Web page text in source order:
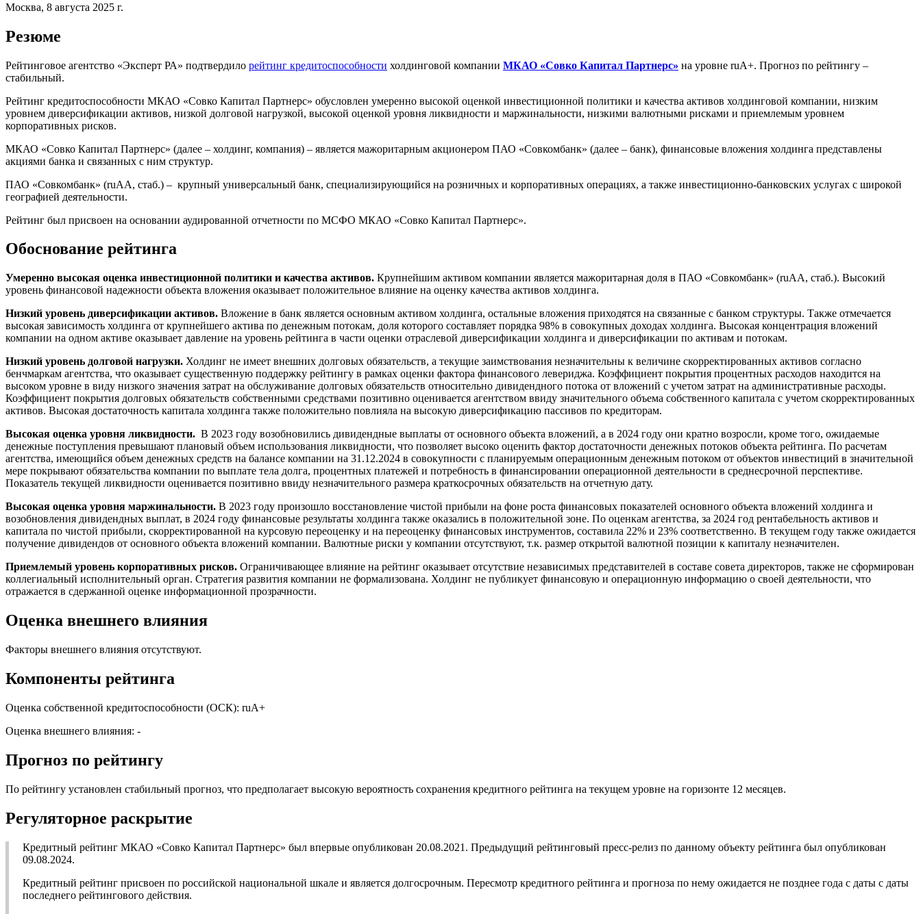
Москва, 8 августа 2025 г.
Резюме
Рейтинговое агентство «Эксперт РА» подтвердило рейтинг кредитоспособности холдинговой компании МКАО «Совко Капитал Партнерс» на уровне ruА+. Прогноз по рейтингу –
стабильный.
Рейтинг кредитоспособности МКАО «Совко Капитал Партнерс» обусловлен умеренно высокой оценкой инвестиционной политики и качества активов холдинговой компании, низким
уровнем диверсификации активов, низкой долговой нагрузкой, высокой оценкой уровня ликвидности и маржинальности, низкими валютными рисками и приемлемым уровнем
корпоративных рисков.
МКАО «Совко Капитал Партнерс» (далее – холдинг, компания) – является мажоритарным акционером ПАО «Совкомбанк» (далее – банк), финансовые вложения холдинга представлены
акциями банка и связанных с ним структур.
ПАО «Совкомбанк» (ruAA, стаб.) – крупный универсальный банк, специализирующийся на розничных и корпоративных операциях, а также инвестиционно-банковских услугах с широкой
географией деятельности.
Рейтинг был присвоен на основании аудированной отчетности по МСФО МКАО «Совко Капитал Партнерс».
Обоснование рейтинга
Умеренно высокая оценка инвестиционной политики и качества активов. Крупнейшим активом компании является мажоритарная доля в ПАО «Совкомбанк» (ruAA, стаб.). Высокий
уровень финансовой надежности объекта вложения оказывает положительное влияние на оценку качества активов холдинга.
Низкий уровень диверсификации активов. Вложение в банк является основным активом холдинга, остальные вложения приходятся на связанные с банком структуры. Также отмечается
высокая зависимость холдинга от крупнейшего актива по денежным потокам, доля которого составляет порядка 98% в совокупных доходах холдинга. Высокая концентрация вложений
компании на одном активе оказывает давление на уровень рейтинга в части оценки отраслевой диверсификации холдинга и диверсификации по активам и потокам.
Низкий уровень долговой нагрузки. Холдинг не имеет внешних долговых обязательств, а текущие заимствования незначительны к величине скорректированных активов согласно
бенчмаркам агентства, что оказывает существенную поддержку рейтингу в рамках оценки фактора финансового левериджа. Коэффициент покрытия процентных расходов находится на
высоком уровне в виду низкого значения затрат на обслуживание долговых обязательств относительно дивидендного потока от вложений с учетом затрат на административные расходы.
Коэффициент покрытия долговых обязательств собственными средствами позитивно оценивается агентством ввиду значительного объема собственного капитала с учетом скорректированных
активов. Высокая достаточность капитала холдинга также положительно повлияла на высокую диверсификацию пассивов по кредиторам.
Высокая оценка уровня ликвидности. В 2023 году возобновились дивидендные выплаты от основного объекта вложений, а в 2024 году они кратно возросли, кроме того, ожидаемые
денежные поступления превышают плановый объем использования ликвидности, что позволяет высоко оценить фактор достаточности денежных потоков объекта рейтинга. По расчетам
агентства, имеющийся объем денежных средств на балансе компании на 31.12.2024 в совокупности с планируемым операционным денежным потоком от объектов инвестиций в значительной
мере покрывают обязательства компании по выплате тела долга, процентных платежей и потребность в финансировании операционной деятельности в среднесрочной перспективе.
Показатель текущей ликвидности оценивается позитивно ввиду незначительного размера краткосрочных обязательств на отчетную дату.
Высокая оценка уровня маржинальности. В 2023 году произошло восстановление чистой прибыли на фоне роста финансовых показателей основного объекта вложений холдинга и
возобновления дивидендных выплат, в 2024 году финансовые результаты холдинга также оказались в положительной зоне. По оценкам агентства, за 2024 год рентабельность активов и
капитала по чистой прибыли, скорректированной на курсовую переоценку и на переоценку финансовых инструментов, составила 22% и 23% соответственно. В текущем году также ожидается
получение дивидендов от основного объекта вложений компании. Валютные риски у компании отсутствуют, т.к. размер открытой валютной позиции к капиталу незначителен.
Приемлемый уровень корпоративных рисков. Ограничивающее влияние на рейтинг оказывает отсутствие независимых представителей в составе совета директоров, также не сформирован
коллегиальный исполнительный орган. Стратегия развития компании не формализована. Холдинг не публикует финансовую и операционную информацию о своей деятельности, что
отражается в сдержанной оценке информационной прозрачности.
Оценка внешнего влияния
Факторы внешнего влияния отсутствуют.
Компоненты рейтинга
Оценка собственной кредитоспособности (ОСК): ruA+
Оценка внешнего влияния: -
Прогноз по рейтингу
По рейтингу установлен стабильный прогноз, что предполагает высокую вероятность сохранения кредитного рейтинга на текущем уровне на горизонте 12 месяцев.
Регуляторное раскрытие
Кредитный рейтинг МКАО «Совко Капитал Партнерс» был впервые опубликован 20.08.2021. Предыдущий рейтинговый пресс-релиз по данному объекту рейтинга был опубликован
09.08.2024.
Кредитный рейтинг присвоен по российской национальной шкале и является долгосрочным. Пересмотр кредитного рейтинга и прогноза по нему ожидается не позднее года с даты с даты
последнего рейтингового действия.